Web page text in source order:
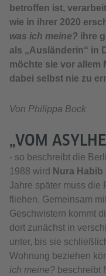
betroffen ist,
wie in ihrer 2020
was ich meine? ihre
als „Ausländerin“ in
möchte sie vor allem
dabei selbst nie zu
Von Philippa Bock
„VOM
- so beschreibt die
1988 wird Nura Habib
Jahre später muss die
fliehen. Gemeinsam
Geschwistern kommt
dort zunächst in
unter, bis sie
Wohnung beziehen
ich meine? beschreibt